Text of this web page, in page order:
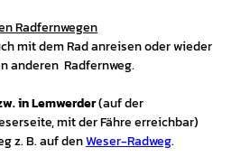
Radfernwegen
mit dem Rad anreisen oder wieder
anderen Radfernweg.
in Lemwerder(auf der
mit der Fähre erreichbar)
z. B. auf denWeser-Radweg.